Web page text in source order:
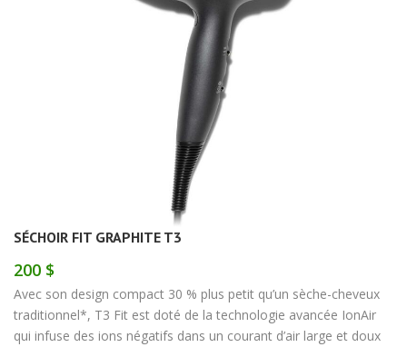
SÉCHOIR FIT GRAPHITE T3
200 $
Avec son design compact 30 % plus petit qu’un sèche-cheveux
traditionnel*, T3 Fit est doté de la technologie avancée IonAir
qui infuse des ions négatifs dans un courant d’air large et doux